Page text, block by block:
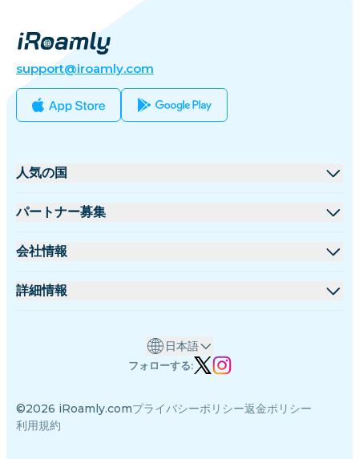
support@iroamly.com
人気の国
アメリカ合衆国
フランス
インド
パートナー募集
卸売プラットフォーム
会社情報
iRoamlyについて
詳細情報
著者チーム
©2026 iRoamly.comプライバシーポリシー返金ポリシー
利用規約
日本語
フォローする: